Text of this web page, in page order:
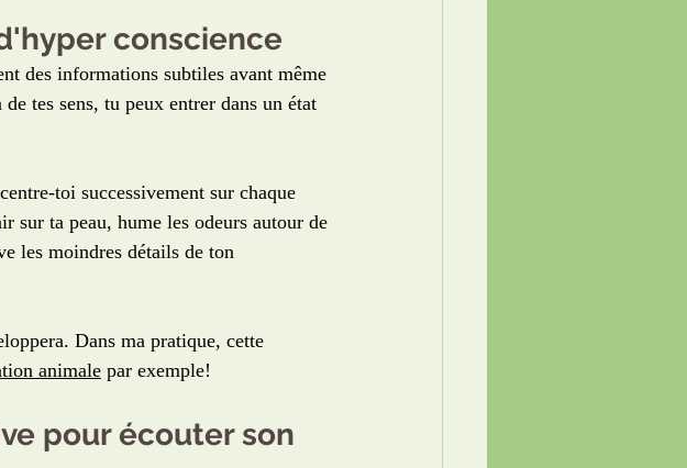
conscience
des informations subtiles avant même
tes sens, tu peux entrer dans un état
toi successivement sur chaque
sur ta peau, hume les odeurs autour de
les moindres détails de ton
Dans ma pratique, cette
animale par exemple!
pour écouter son